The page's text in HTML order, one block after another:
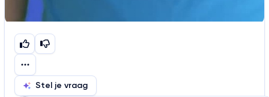
Stel je vraag